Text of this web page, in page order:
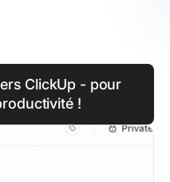
ClickUp - pour
!